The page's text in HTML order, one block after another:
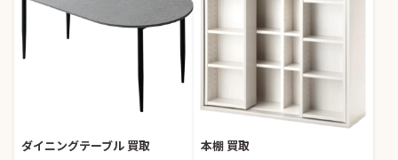
ダイニングテーブル 買取 本棚 買取